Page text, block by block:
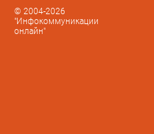
© 2004-2026
"Инфокоммуникации
онлайн"